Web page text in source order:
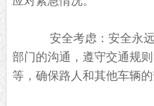
安全考虑：安全永远
部门的沟通，遵守交通规
等，确保路人和其他车辆的